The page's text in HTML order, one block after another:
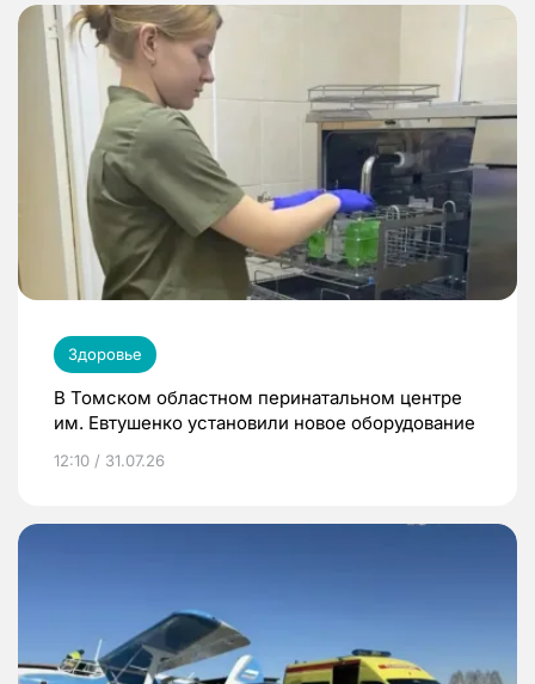
Здоровье
В Томском областном перинатальном центре
им. Евтушенко установили новое оборудование
12:10 / 31.07.26